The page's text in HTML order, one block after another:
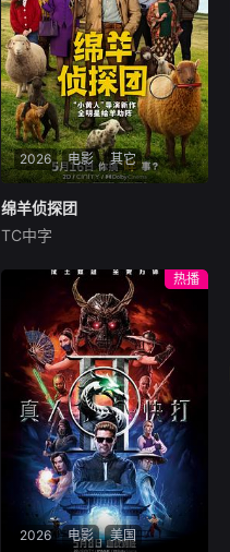
2026 电影 其它
绵羊侦探团
牧羊人乔治（休·杰克曼
饰）最爱给羊群读侦探小说，
没想到自己有一天会离奇死
亡。他留下的3000万巨额遗
产，让每个人貌似都有犯罪动
机。警察毫无头绪之时，羊群
们决定“不务正业”迈出牧场，
追查牧羊人“躺平
绵羊侦探团
TC中字
2026 电影 美国
热播